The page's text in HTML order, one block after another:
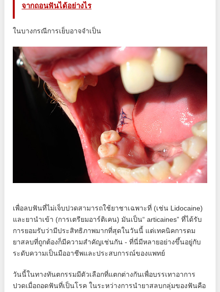
จากถอนฟันได้อย่างไร
ในบางกรณีการเย็บอาจจำเป็น
เพื่อลบฟันที่ไม่เจ็บปวดสามารถใช้ยาชาเฉพาะที่ (เช่น Lidocaine)
และยานำเข้า (การเตรียมอาร์ติเคน) มันเป็น“ articaines” ที่ได้รับ
การยอมรับว่ามีประสิทธิภาพมากที่สุดในวันนี้ แต่เทคนิคการดม
ยาสลบที่ถูกต้องก็มีความสำคัญเช่นกัน - ที่นี่มีหลายอย่างขึ้นอยู่กับ
ระดับความเป็นมืออาชีพและประสบการณ์ของแพทย์
วันนี้ในทางทันตกรรมมีตัวเลือกที่แตกต่างกันเพื่อบรรเทาอาการ
ปวดเมื่อถอดฟันที่เป็นโรค ในระหว่างการนำยาสลบกลุ่มของฟันคือ